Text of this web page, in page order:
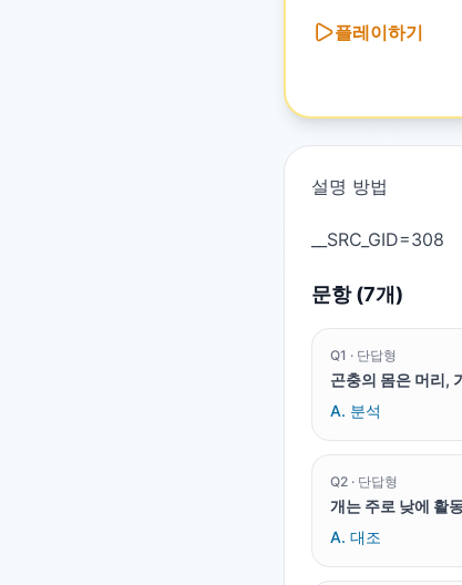
플레이하기
설명 방법
문항 (7개)
Q1 · 단답형
곤충의 몸은 머리,
A. 분석
Q2 · 단답형
개는 주로 낮에 활
A. 대조